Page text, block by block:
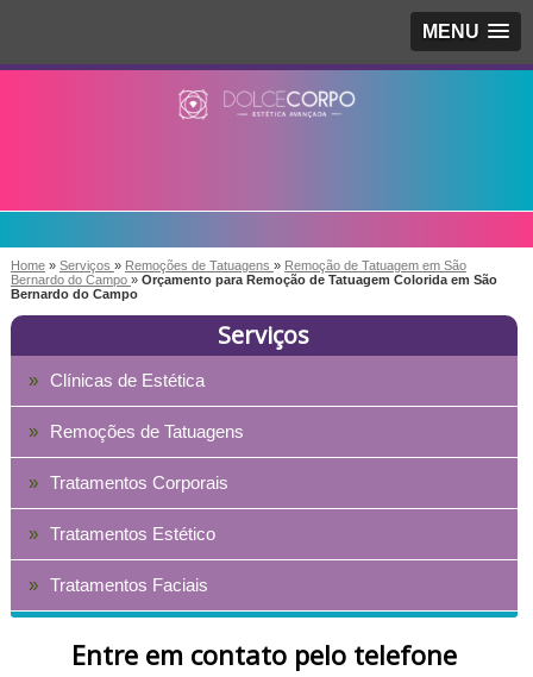
MENU
Home » Serviços » Remoções de Tatuagens » Remoção de Tatuagem em São
Bernardo do Campo » Orçamento para Remoção de Tatuagem Colorida em São
Bernardo do Campo
Serviços
Clínicas de Estética
Remoções de Tatuagens
Tratamentos Corporais
Tratamentos Estético
Tratamentos Faciais
Entre em contato pelo telefone